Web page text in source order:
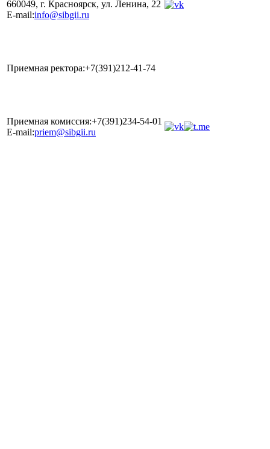
660049, г. Красноярск, ул. Ленина, 22
E-mail:info@sibgii.ru
Приемная ректора:+7(391)212-41-74
Приемная комиссия:+7(391)234-54-01
E-mail:priem@sibgii.ru